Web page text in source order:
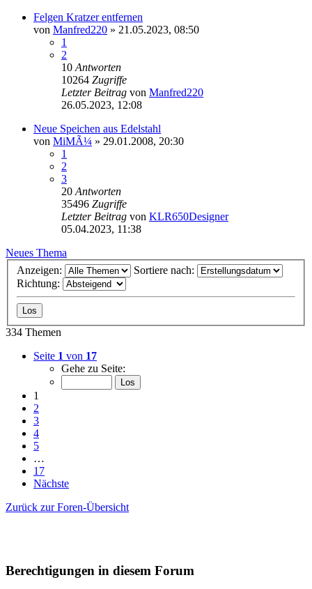
Felgen Kratzer entfernen
von Manfred220 » 21.05.2023, 08:50
1
2
10 Antworten
10264 Zugriffe
Letzter Beitrag von Manfred220
26.05.2023, 12:08
Neue Speichen aus Edelstahl
von MiMÃ¼ » 29.01.2008, 20:30
1
2
3
20 Antworten
35496 Zugriffe
Letzter Beitrag von KLR650Designer
05.04.2023, 11:38
Neues Thema
Anzeigen:
Sortiere nach:
Richtung:
334 Themen
Seite 1 von 17
Gehe zu Seite:
1
2
3
4
5
…
17
Nächste
Zurück zur Foren-Übersicht
Berechtigungen in diesem Forum